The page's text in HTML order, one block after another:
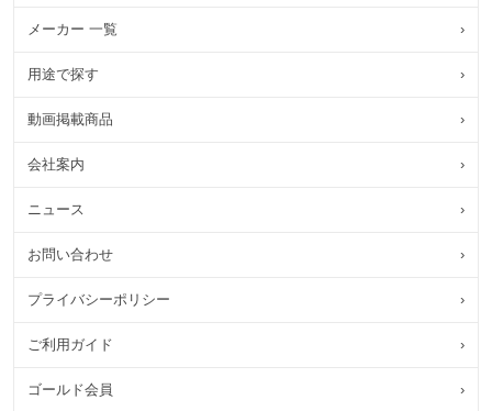
メーカー 一覧 ›
用途で探す ›
動画掲載商品 ›
会社案内 ›
ニュース ›
お問い合わせ ›
プライバシーポリシー ›
ご利用ガイド ›
ゴールド会員 ›